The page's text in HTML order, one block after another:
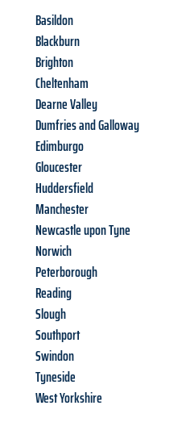
Basildon
Blackburn
Brighton
Cheltenham
Dearne Valley
Dumfries and Galloway
Edimburgo
Gloucester
Huddersfield
Manchester
Newcastle upon Tyne
Norwich
Peterborough
Reading
Slough
Southport
Swindon
Tyneside
West Yorkshire